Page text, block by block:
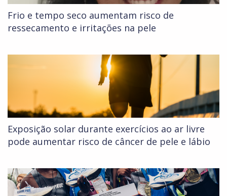
Frio e tempo seco aumentam risco de
ressecamento e irritações na pele
Exposição solar durante exercícios ao ar livre
pode aumentar risco de câncer de pele e lábio